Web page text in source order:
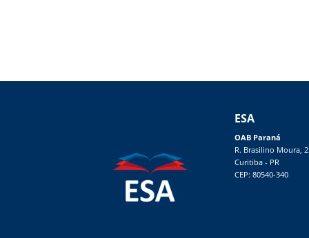
ESA
OAB Paraná
R. Brasilino Moura,
Curitiba - PR
CEP: 80540-340